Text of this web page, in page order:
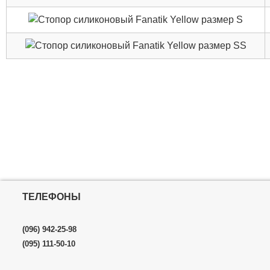
ТЕЛЕФОНЫ
(096) 942-25-98
(095) 111-50-10